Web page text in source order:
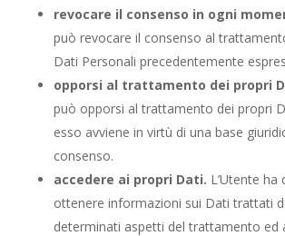
revocare il consenso in ogni
può revocare il consenso al
Dati Personali precedentemente
opporsi al trattamento dei propri
può opporsi al trattamento dei propri
esso avviene in virtù di una base
consenso.
accedere ai propri Dati. L’Utente ha
ottenere informazioni sui Dati trattati
determinati aspetti del trattamento ed